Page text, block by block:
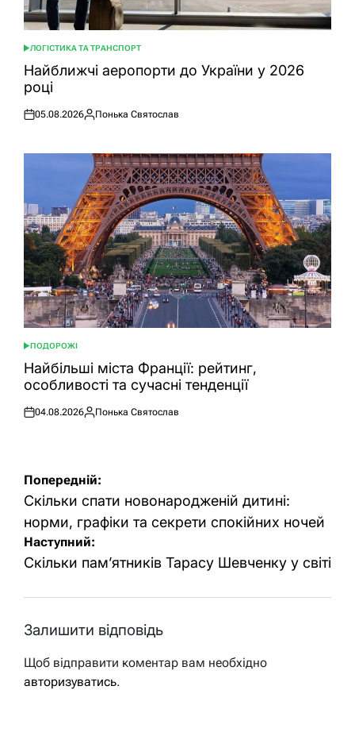
ОПУБЛІКУВАТИ
У
ЛОГІСТИКА ТА ТРАНСПОРТ
Найближчі аеропорти до України у 2026
році
Оприлюднено
05.08.2026
Опубліковано
Понька Святослав
ОПУБЛІКУВАТИ
У
ПОДОРОЖІ
Найбільші міста Франції: рейтинг,
особливості та сучасні тенденції
Оприлюднено
04.08.2026
Опубліковано
Понька Святослав
Навігація
записів
Попередній:
Скільки спати новонародженій дитині:
норми, графіки та секрети спокійних ночей
Наступний:
Скільки пам’ятників Тарасу Шевченку у світі
Залишити відповідь
Щоб відправити коментар вам необхідно
авторизуватись.